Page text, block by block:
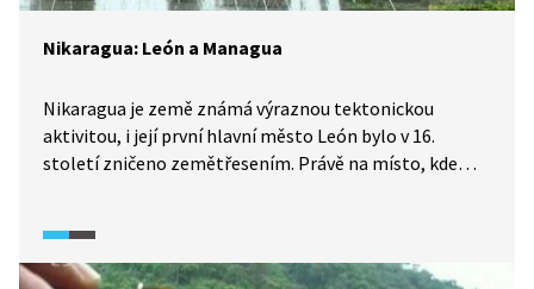
Nikaragua: León a Managua
Nikaragua je země známá výraznou tektonickou
aktivitou, i její první hlavní město León bylo v 16.
století zničeno zemětřesením. Právě na místo, kde
postihla stejná přírodní katastrofa jako León.